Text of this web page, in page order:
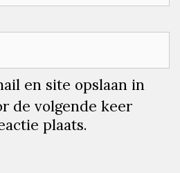
en site opslaan in
de volgende keer
plaats.